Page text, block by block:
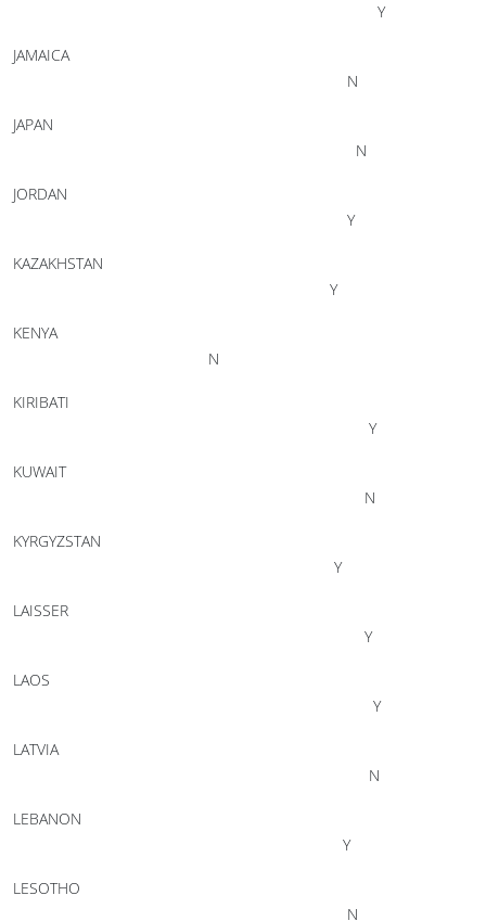
Y
JAMAICA
N
JAPAN
N
JORDAN
Y
KAZAKHSTAN
Y
KENYA
N
KIRIBATI
Y
KUWAIT
N
KYRGYZSTAN
Y
LAISSER
Y
LAOS
Y
LATVIA
N
LEBANON
Y
LESOTHO
N